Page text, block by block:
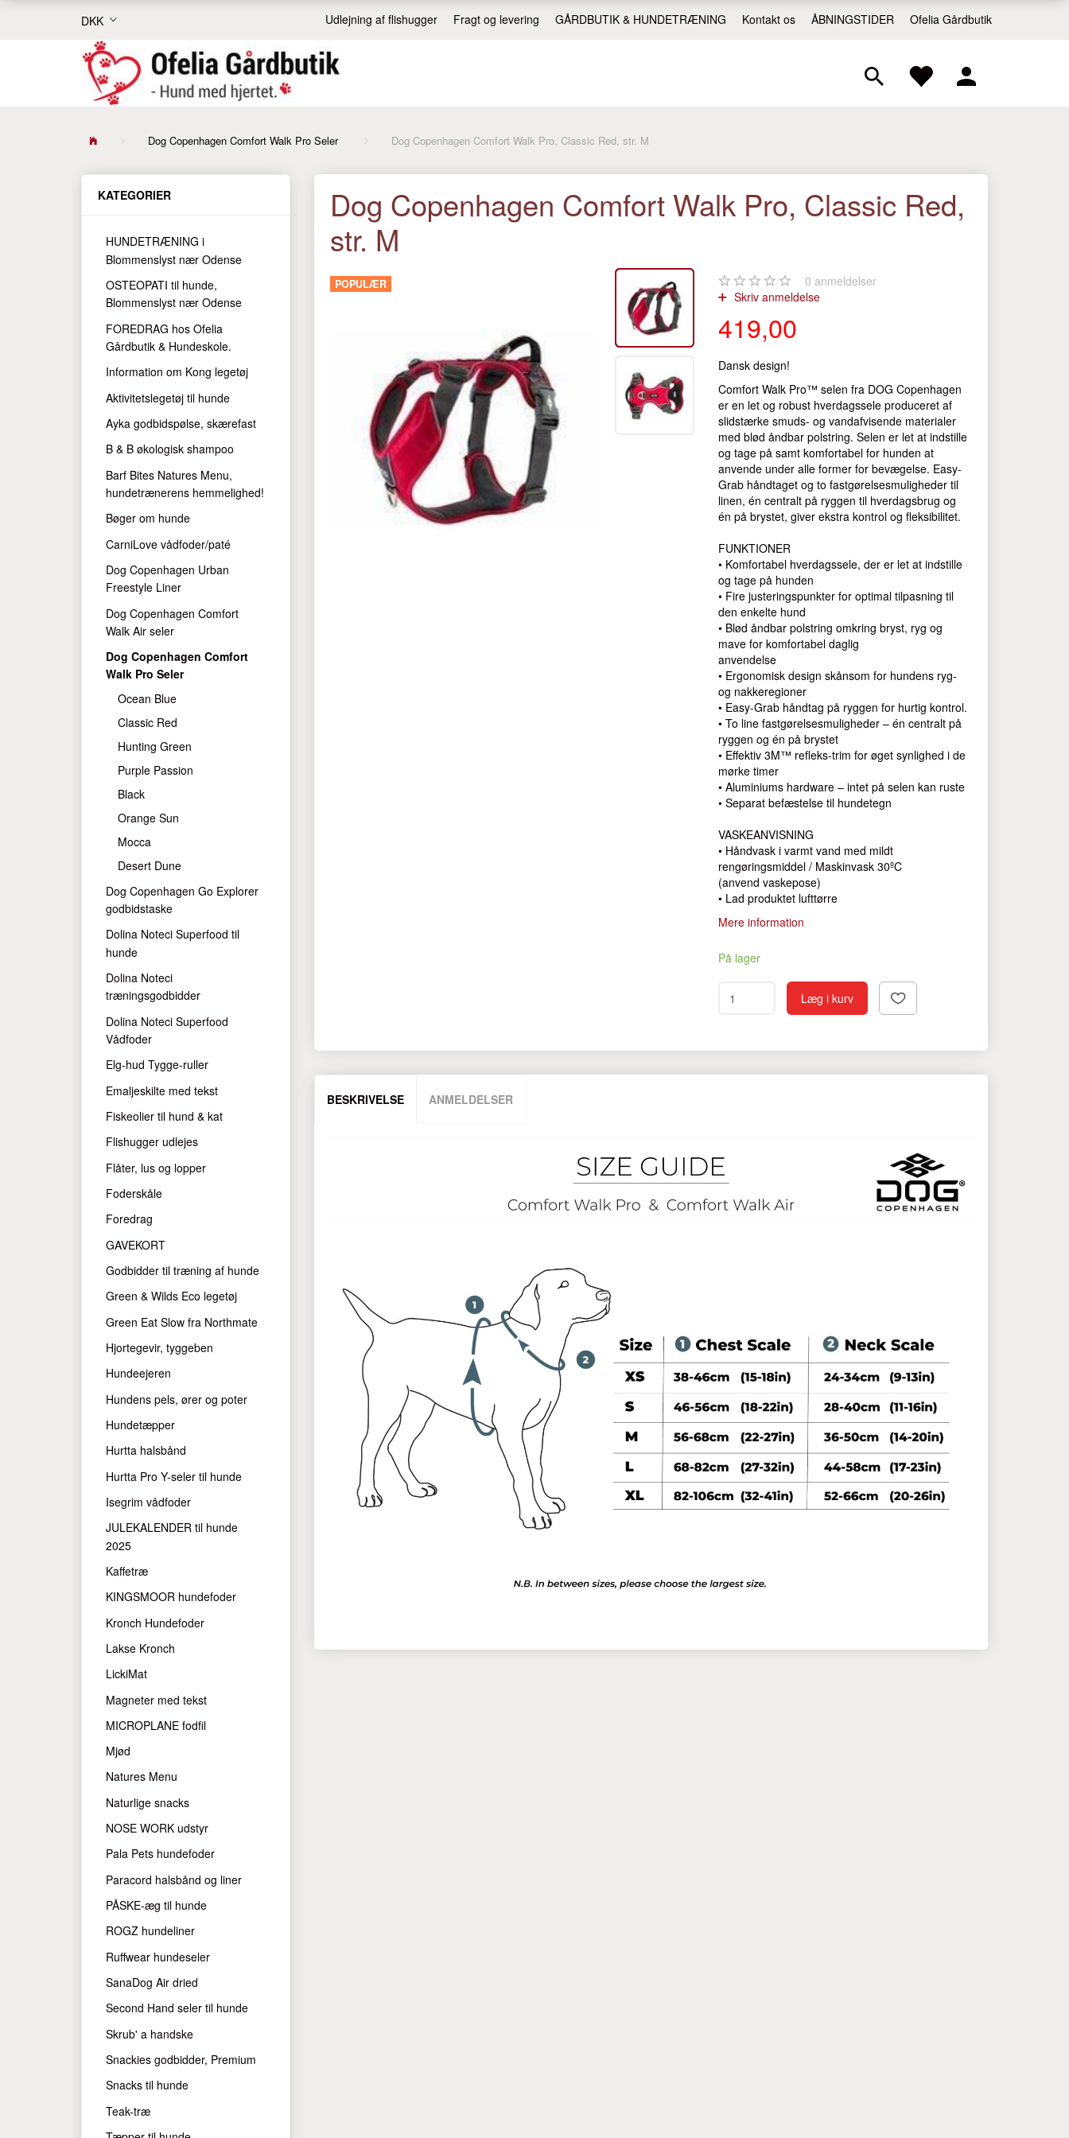
DKK Ofelia Gårdbutik
ÅBNINGSTIDER
Kontakt os
GÅRDBUTIK & HUNDETRÆNING
Fragt og levering
Udlejning af flishugger
Dog Copenhagen Comfort Walk Pro Seler Dog Copenhagen Comfort Walk Pro, Classic Red, str. M
KATEGORIER
HUNDETRÆNING i
Blommenslyst nær Odense
OSTEOPATI til hunde,
Blommenslyst nær Odense
FOREDRAG hos Ofelia
Gårdbutik & Hundeskole.
Information om Kong legetøj
Aktivitetslegetøj til hunde
Ayka godbidspølse, skærefast
B & B økologisk shampoo
Barf Bites Natures Menu,
hundetrænerens hemmelighed!
Bøger om hunde
CarniLove vådfoder/paté
Dog Copenhagen Urban
Freestyle Liner
Dog Copenhagen Comfort
Walk Air seler
Dog Copenhagen Comfort
Walk Pro Seler
Ocean Blue
Classic Red
Hunting Green
Purple Passion
Black
Orange Sun
Mocca
Desert Dune
Dog Copenhagen Go Explorer
godbidstaske
Dolina Noteci Superfood til
hunde
Dolina Noteci
træningsgodbidder
Dolina Noteci Superfood
Vådfoder
Elg-hud Tygge-ruller
Emaljeskilte med tekst
Fiskeolier til hund & kat
Flishugger udlejes
Flåter, lus og lopper
Foderskåle
Foredrag
GAVEKORT
Godbidder til træning af hunde
Green & Wilds Eco legetøj
Green Eat Slow fra Northmate
Hjortegevir, tyggeben
Hundeejeren
Hundens pels, ører og poter
Hundetæpper
Hurtta halsbånd
Hurtta Pro Y-seler til hunde
Isegrim vådfoder
JULEKALENDER til hunde
2025
Kaffetræ
KINGSMOOR hundefoder
Kronch Hundefoder
Lakse Kronch
LickiMat
Magneter med tekst
MICROPLANE fodfil
Mjød
Natures Menu
Naturlige snacks
NOSE WORK udstyr
Pala Pets hundefoder
Paracord halsbånd og liner
PÅSKE-æg til hunde
ROGZ hundeliner
Ruffwear hundeseler
SanaDog Air dried
Second Hand seler til hunde
Skrub' a handske
Snackies godbidder, Premium
Snacks til hunde
Teak-træ
Dog Copenhagen Comfort Walk Pro, Classic Red,
str. M
POPULÆR 0 anmeldelser
Skriv anmeldelse
419,00
Dansk design!
Comfort Walk Pro™ selen fra DOG Copenhagen
er en let og robust hverdagssele produceret af
slidstærke smuds- og vandafvisende materialer
med blød åndbar polstring. Selen er let at indstille
og tage på samt komfortabel for hunden at
anvende under alle former for bevægelse. Easy-
Grab håndtaget og to fastgørelsesmuligheder til
linen, én centralt på ryggen til hverdagsbrug og
én på brystet, giver ekstra kontrol og fleksibilitet.
FUNKTIONER
• Komfortabel hverdagssele, der er let at indstille
og tage på hunden
• Fire justeringspunkter for optimal tilpasning til
den enkelte hund
• Blød åndbar polstring omkring bryst, ryg og
mave for komfortabel daglig
anvendelse
• Ergonomisk design skånsom for hundens ryg-
og nakkeregioner
• Easy-Grab håndtag på ryggen for hurtig kontrol.
• To line fastgørelsesmuligheder – én centralt på
ryggen og én på brystet
• Effektiv 3M™ refleks-trim for øget synlighed i de
mørke timer
• Aluminiums hardware – intet på selen kan ruste
• Separat befæstelse til hundetegn
VASKEANVISNING
• Håndvask i varmt vand med mildt
rengøringsmiddel / Maskinvask 30ºC
(anvend vaskepose)
• Lad produktet lufttørre
Mere information
På lager
Læg i kurv
BESKRIVELSE ANMELDELSER